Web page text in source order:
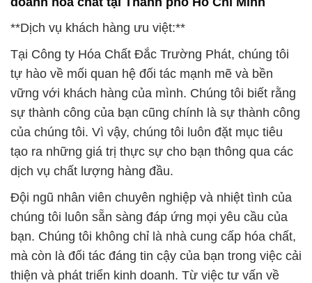
vững với khách hàng của mình. Chúng tôi biết rằng
sự thành công của bạn cũng chính là sự thành công
của chúng tôi. Vì vậy, chúng tôi luôn đặt mục tiêu
tạo ra những giá trị thực sự cho bạn thông qua các
dịch vụ chất lượng hàng đầu.
Đội ngũ nhân viên chuyên nghiệp và nhiệt tình của
chúng tôi luôn sẵn sàng đáp ứng mọi yêu cầu của
bạn. Chúng tôi không chỉ là nhà cung cấp hóa chất,
mà còn là đối tác đáng tin cậy của bạn trong việc cải
thiện và phát triển kinh doanh. Từ việc tư vấn về
sản phẩm cho đến hỗ trợ sau bán hàng, chúng tôi
luôn lắng nghe ý kiến của bạn và tận tâm phục vụ
để đảm bảo bạn luôn hài lòng.
Chúng tôi cam kết đảm bảo chất lượng tuyệt vời